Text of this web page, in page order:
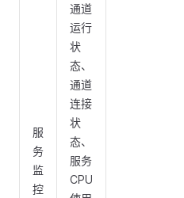
服
务
监
控
通道
运行
状
态、
通道
连接
状
态、
服务
CPU